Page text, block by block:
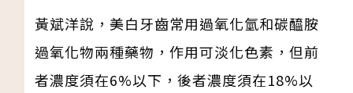
黃斌洋說，美白牙齒常用過氧化氫和碳醯胺
過氧化物兩種藥物，作用可淡化色素，但前
者濃度須在6%以下，後者濃度須在18%以